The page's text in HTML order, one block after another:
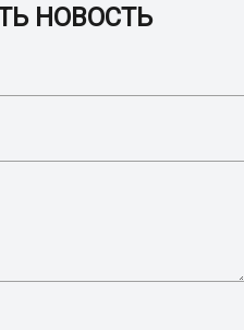
НОВОСТЬ